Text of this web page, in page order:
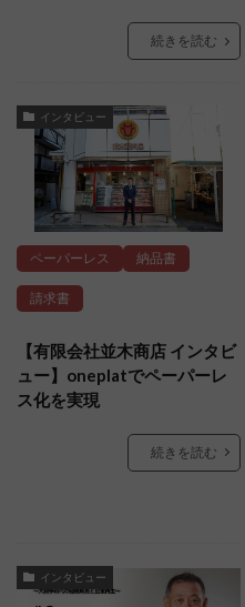
続きを読む
インタビュー
ペーパーレス 納品書
請求書
【有限会社並木商店 インタビ
ュー】oneplatでペーパーレ
ス化を実現
続きを読む
インタビュー